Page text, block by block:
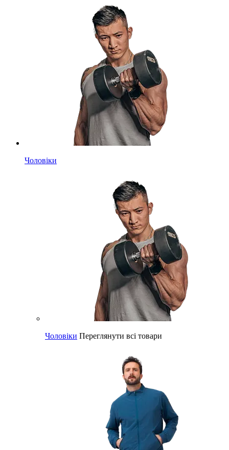
Чоловіки
Чоловіки Переглянути всі товари